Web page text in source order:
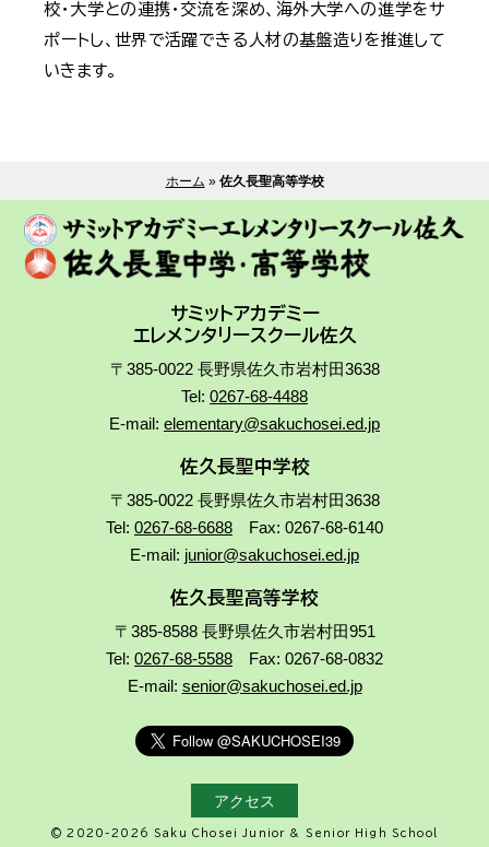
校・大学との連携・交流を深め、海外大学への進学をサ
ポートし、世界で活躍できる人材の基盤造りを推進して
いきます。
ホーム » 佐久長聖高等学校
サミットアカデミー
エレメンタリースクール佐久
〒385-0022 長野県佐久市岩村田3638
Tel: 0267-68-4488
E-mail: elementary@sakuchosei.ed.jp
佐久長聖中学校
〒385-0022 長野県佐久市岩村田3638
Tel: 0267-68-6688 Fax: 0267-68-6140
E-mail: junior@sakuchosei.ed.jp
佐久長聖高等学校
〒385-8588 長野県佐久市岩村田951
Tel: 0267-68-5588 Fax: 0267-68-0832
E-mail: senior@sakuchosei.ed.jp
アクセス
© 2020-2026 Saku Chosei Junior & Senior High School